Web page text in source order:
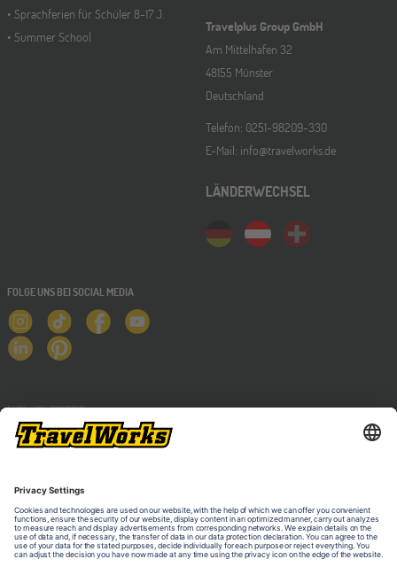
Sprachferien für Schüler 8-17 J.
Summer School
Travelplus Group GmbH
Am Mittelhafen 32
48155 Münster
Deutschland
Telefon: 0251-98209-330
E-Mail: info@travelworks.de
LÄNDERWECHSEL
FOLGE UNS BEI SOCIAL MEDIA
NEWSLETTER